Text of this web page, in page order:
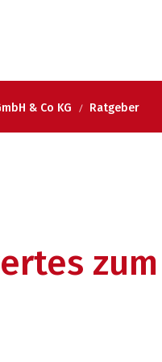
& Co KG Ratgeber